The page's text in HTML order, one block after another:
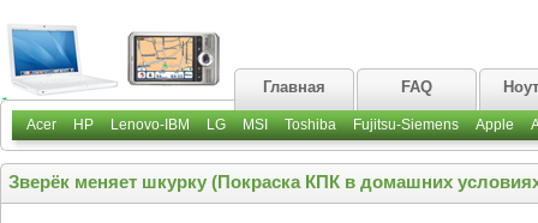
Главная FAQ
Acer HP Lenovo-IBM LG MSI Toshiba Fujitsu-Siemens Apple
Зверёк меняет шкурку (Покраска КПК в домашних